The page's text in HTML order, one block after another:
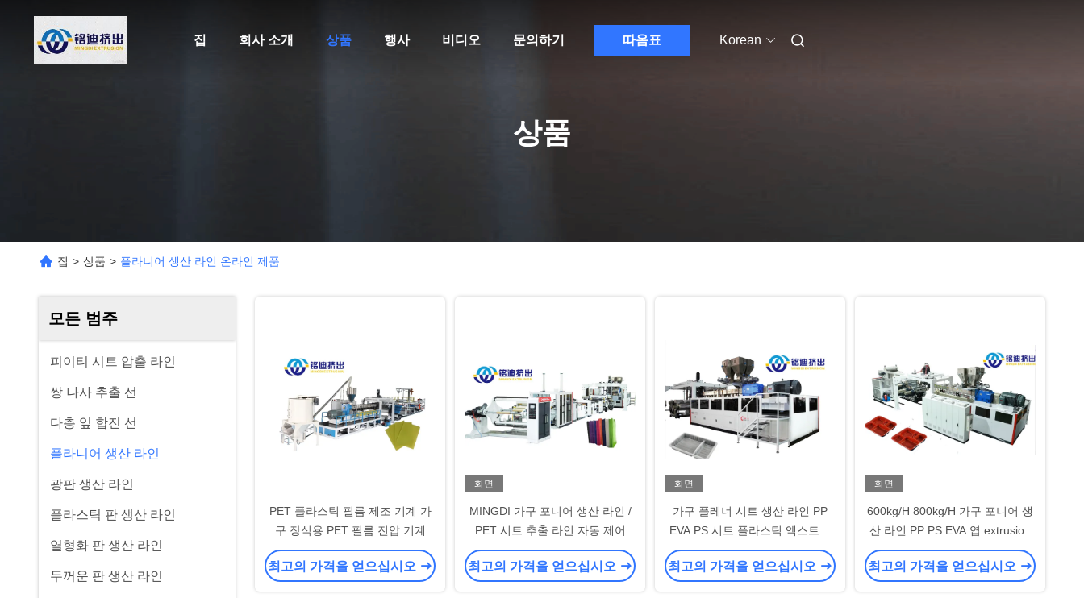
집 회사 소개 상품 행사 비디오 문의하기 따옴표 Korean
상품
집 > 상품 > 플라니어 생산 라인 온라인 제품
모든 범주
피이티 시트 압출 라인
쌍 나사 추출 선
다층 잎 합진 선
플라니어 생산 라인
광판 생산 라인
플라스틱 판 생산 라인
열형화 판 생산 라인
두꺼운 판 생산 라인
PET 플라스틱 필름 제조 기계 가
구 장식용 PET 필름 진압 기계
최고의 가격을 얻으십시오
화면
MINGDI 가구 포니어 생산 라인 /
PET 시트 추출 라인 자동 제어
최고의 가격을 얻으십시오
화면
가구 플레너 시트 생산 라인 PP
EVA PS 시트 플라스틱 엑스트루
더 기계
최고의 가격을 얻으십시오
화면
600kg/H 800kg/H 가구 포니어 생
산 라인 PP PS EVA 엽 extrusion
라인
최고의 가격을 얻으십시오